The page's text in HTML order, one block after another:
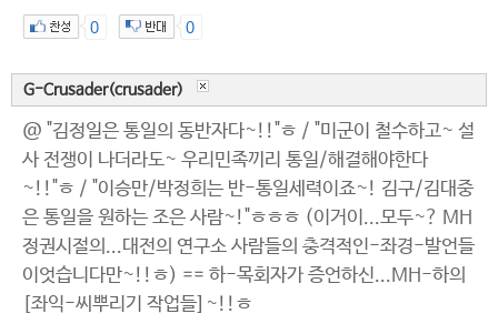
0 0
G-Crusader(crusader)
@ "김정일은 통일의 동반자다~!!"ㅎ / "미군이 철수하고~ 설
사 전쟁이 나더라도~ 우리민족끼리 통일/해결해야한다
~!!"ㅎ / "이승만/박정희는 반-통일세력이죠~! 김구/김대중
은 통일을 원하는 조은 사람~!"ㅎㅎㅎ (이거이...모두~? MH
정권시절의...대전의 연구소 사람들의 충격적인-좌경-발언들
이엇습니다만~!!ㅎ) == 하-목회자가 증언하신...MH-하의
[좌익-씨뿌리기 작업들]~!!ㅎ